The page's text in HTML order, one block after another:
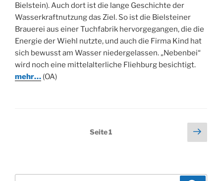
Bielstein). Auch dort ist die lange Geschichte der
Wasserkraftnutzung das Ziel. So ist die Bielsteiner
Brauerei aus einer Tuchfabrik hervorgegangen, die die
Energie der Wiehl nutzte, und auch die Firma Kind hat
sich bewusst am Wasser niedergelassen. „Nebenbei“
wird noch eine mittelalterliche Fliehburg besichtigt.
mehr… (OA)
Seitennummerierung
Seite1